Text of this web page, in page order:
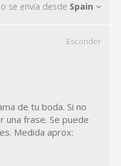
se envía desde Spain
Esconder
de tu boda. Si no
una frase. Se puede
Medida aprox: